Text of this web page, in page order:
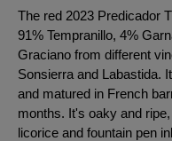
The red 2023 Predicador
91% Tempranillo, 4%
Graciano from different
Sonsierra and Labastida.
and matured in French
months. It's oaky and
licorice and fountain pen